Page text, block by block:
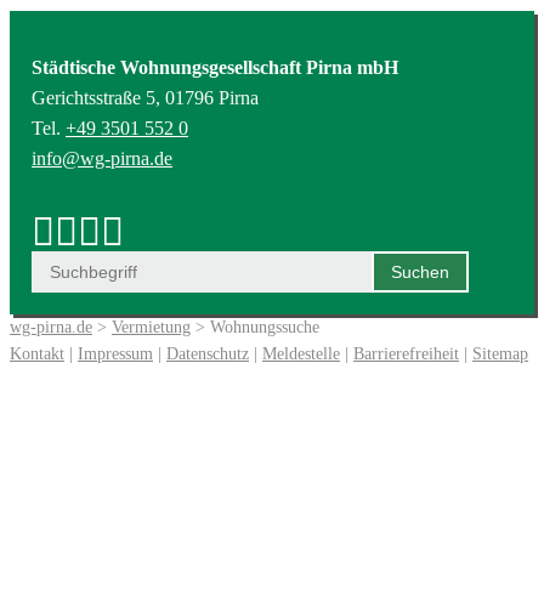
Städtische Wohnungsgesellschaft Pirna mbH
Gerichtsstraße 5, 01796 Pirna
Tel. +49 3501 552 0
info@wg-pirna.de
wg-pirna.de > Vermietung > Wohnungssuche
Kontakt | Impressum | Datenschutz | Meldestelle | Barrierefreiheit | Sitemap